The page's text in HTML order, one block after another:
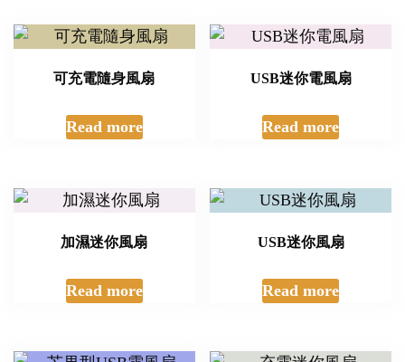
可充電隨身風扇
Read more
USB迷你電風扇
Read more
加濕迷你風扇
Read more
USB迷你風扇
Read more